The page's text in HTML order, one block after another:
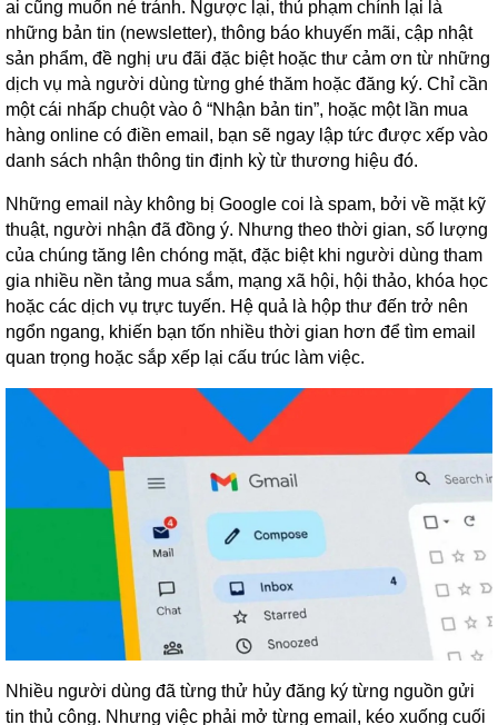
ai cũng muốn né tránh. Ngược lại, thủ phạm chính lại là
những bản tin (newsletter), thông báo khuyến mãi, cập nhật
sản phẩm, đề nghị ưu đãi đặc biệt hoặc thư cảm ơn từ những
dịch vụ mà người dùng từng ghé thăm hoặc đăng ký. Chỉ cần
một cái nhấp chuột vào ô “Nhận bản tin”, hoặc một lần mua
hàng online có điền email, bạn sẽ ngay lập tức được xếp vào
danh sách nhận thông tin định kỳ từ thương hiệu đó.
Những email này không bị Google coi là spam, bởi về mặt kỹ
thuật, người nhận đã đồng ý. Nhưng theo thời gian, số lượng
của chúng tăng lên chóng mặt, đặc biệt khi người dùng tham
gia nhiều nền tảng mua sắm, mạng xã hội, hội thảo, khóa học
hoặc các dịch vụ trực tuyến. Hệ quả là hộp thư đến trở nên
ngổn ngang, khiến bạn tốn nhiều thời gian hơn để tìm email
quan trọng hoặc sắp xếp lại cấu trúc làm việc.
Nhiều người dùng đã từng thử hủy đăng ký từng nguồn gửi
tin thủ công. Nhưng việc phải mở từng email, kéo xuống cuối